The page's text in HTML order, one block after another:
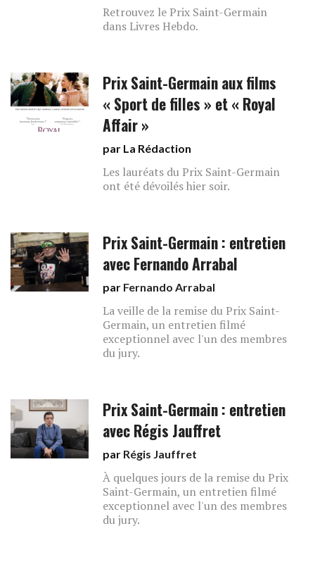
Retrouvez le Prix Saint-Germain
dans Livres Hebdo.
Prix Saint-Germain aux films
« Sport de filles » et « Royal
Affair »
par La Rédaction
Les lauréats du Prix Saint-Germain
ont été dévoilés hier soir.
Prix Saint-Germain : entretien
avec Fernando Arrabal
par Fernando Arrabal
La veille de la remise du Prix Saint-
Germain, un entretien filmé
exceptionnel avec l'un des membres
du jury.
Prix Saint-Germain : entretien
avec Régis Jauffret
par Régis Jauffret
À quelques jours de la remise du Prix
Saint-Germain, un entretien filmé
exceptionnel avec l'un des membres
du jury.